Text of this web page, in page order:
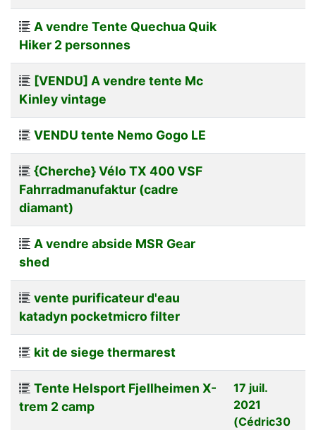
A vendre Tente Quechua Quik
Hiker 2 personnes
[VENDU] A vendre tente Mc
Kinley vintage
VENDU tente Nemo Gogo LE
{Cherche} Vélo TX 400 VSF
Fahrradmanufaktur (cadre
diamant)
A vendre abside MSR Gear
shed
vente purificateur d'eau
katadyn pocketmicro filter
kit de siege thermarest
Tente Helsport Fjellheimen X-
trem 2 camp
17 juil.
2021
(Cédric30